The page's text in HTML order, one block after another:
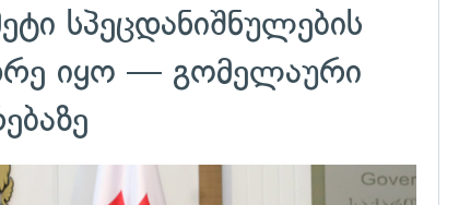
სპეცდანიშნულების
იყო — გომელაური